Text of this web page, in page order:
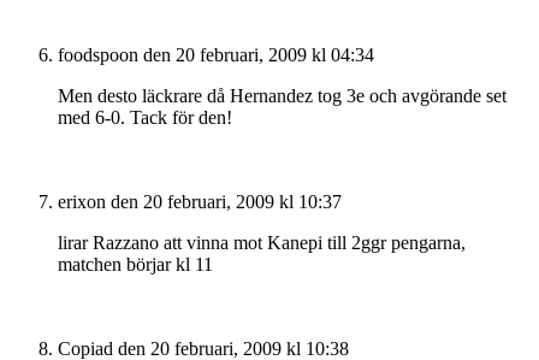
foodspoon den 20 februari, 2009 kl 04:34
Men desto läckrare då Hernandez tog 3e och avgörande set
med 6-0. Tack för den!
erixon den 20 februari, 2009 kl 10:37
lirar Razzano att vinna mot Kanepi till 2ggr pengarna,
matchen börjar kl 11
Copiad den 20 februari, 2009 kl 10:38